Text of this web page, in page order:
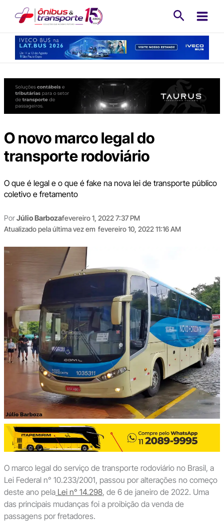
conteúdo
O novo marco legal do
transporte rodoviário
O que é legal e o que é fake na nova lei de transporte público
coletivo e fretamento
PorJúlio Barbozafevereiro 1, 2022 7:37 PM
Atualizado pela última vez em fevereiro 10, 2022 11:16 AM
O marco legal do serviço de transporte rodoviário no Brasil, a
Lei Federal n° 10.233/2001, passou por alterações no começo
deste ano pelaLei n° 14.298, de 6 de janeiro de 2022. Uma
das principais mudanças foi a proibição da venda de
passagens por fretadores.